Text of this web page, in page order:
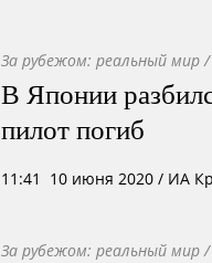
За рубежом: реальный мир
В Японии
пилот погиб
11:41 10 июня 2020 / ИА
За рубежом: реальный мир /